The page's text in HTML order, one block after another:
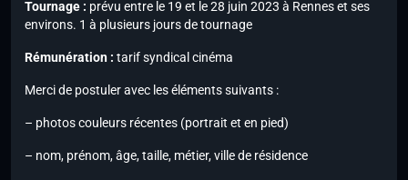
Tournage : prévu entre le 19 et le 28 juin 2023 à Rennes et ses
environs. 1 à plusieurs jours de tournage
Rémunération : tarif syndical cinéma
Merci de postuler avec les éléments suivants :
– photos couleurs récentes (portrait et en pied)
– nom, prénom, âge, taille, métier, ville de résidence